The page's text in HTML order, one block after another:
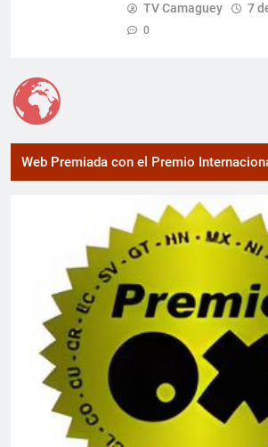
TV Camaguey 7
0
Web Premiada con el Premio